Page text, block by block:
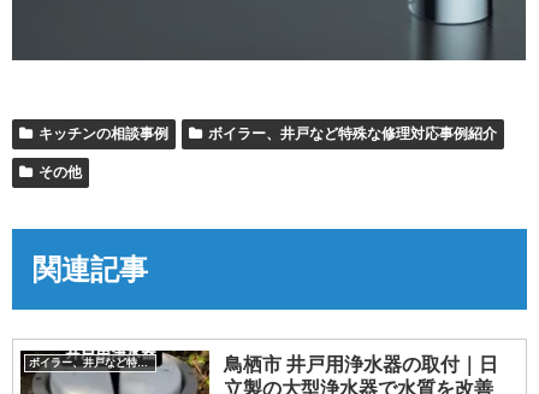
キッチンの相談事例 ボイラー、井戸など特殊な修理対応事例紹介
その他
関連記事
ボイラー、井戸など特殊な修理対応事例紹介
鳥栖市 井戸用浄水器の取付｜日
立製の大型浄水器で水質を改善